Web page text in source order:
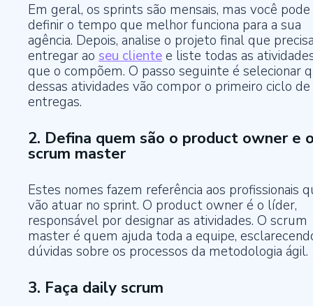
Em geral, os sprints são mensais, mas você pode
definir o tempo que melhor funciona para a sua
agência. Depois, analise o projeto final que
entregar ao seu clientee liste todas as
que o compõem. O passo seguinte é selecionar
dessas atividades vão compor o primeiro ciclo de
entregas.
2. Defina quem são o product owner e
scrum master
Estes nomes fazem referência aos profissionais
vão atuar no sprint. O product owner é o líder,
responsável por designar as atividades. O scrum
master é quem ajuda toda a equipe,
dúvidas sobre os processos da metodologia ágil.
3. Faça daily scrum